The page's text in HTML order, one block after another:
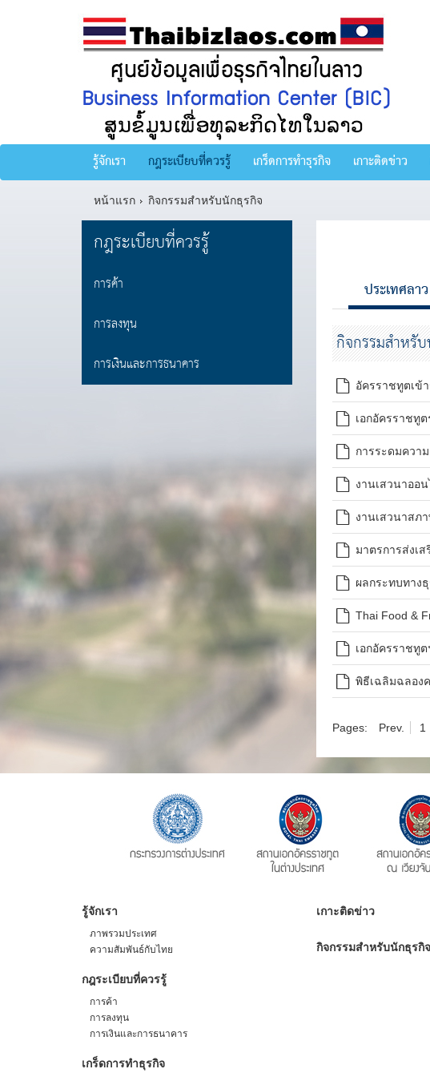
รู้จักเรา กฎระเบียบที่ควรรู้ เกร็ดการทำธุรกิจ เกาะติดข่าว
หน้าแรก กิจกรรมสำหรับนักธุรกิจ
กฎระเบียบที่ควรรู้
การค้า
การลงทุน
การเงินและการธนาคาร
ประเทศลาว
กิจกรรมสำหรั
อัครราชทูตเข้า
เอกอัครราชทูต
การระดมความ
งานเสวนาออน
งานเสวนาสภา
มาตรการส่งเส
ผลกระทบทางธุ
Thai Food &
เอกอัครราชทูต
พิธีเฉลิมฉลองค
Pages: Prev. 1
รู้จักเรา
ภาพรวมประเทศ
ความสัมพันธ์กับไทย
กฎระเบียบที่ควรรู้
การค้า
การลงทุน
การเงินและการธนาคาร
เกร็ดการทำธุรกิจ
เกาะติดข่าว
กิจกรรมสำหรับนักธุรกิจ